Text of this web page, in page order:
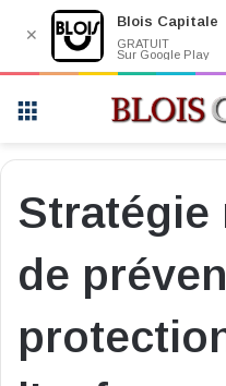
Stratégie
de
✕
Blois Capitale
GRATUIT
Sur Google Play